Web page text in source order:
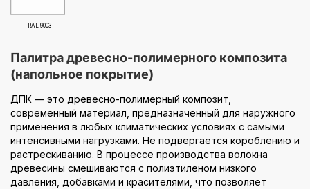
RAL 9003
Палитра древесно-полимерного композита
(напольное покрытие)
ДПК — это древесно-полимерный композит,
современный материал, предназначенный для наружного
применения в любых климатических условиях с самыми
интенсивными нагрузками. Не подвергается короблению и
растрескиванию. В процессе производства волокна
древесины смешиваются с полиэтиленом низкого
давления, добавками и красителями, что позволяет